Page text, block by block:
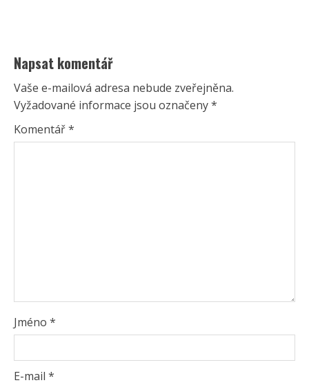
Napsat komentář
Vaše e-mailová adresa nebude zveřejněna.
Vyžadované informace jsou označeny*
Komentář*
Jméno *
E-mail *